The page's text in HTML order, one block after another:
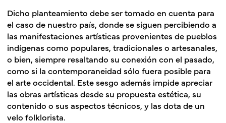
Dicho planteamiento debe ser tomado en cuenta para
el caso de nuestro país, donde se siguen percibiendo a
las manifestaciones artísticas provenientes de pueblos
indígenas como populares, tradicionales o artesanales,
o bien, siempre resaltando su conexión con el pasado,
como si la contemporaneidad sólo fuera posible para
el arte occidental. Este sesgo además impide apreciar
las obras artísticas desde su propuesta estética, su
contenido o sus aspectos técnicos, y las dota de un
velo folklorista.